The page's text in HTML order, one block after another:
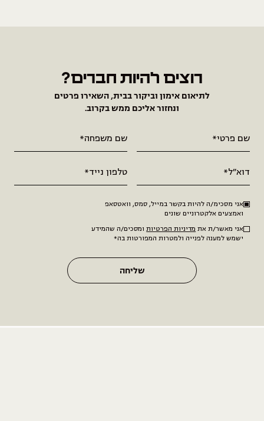
רוצים להיות חברים?
לתיאום אימון וביקור בבית, השאירו פרטים
ונחזור אליכם ממש בקרוב.
אני מסכימ/ה להיות בקשר במייל, סמס, וואטסאפ
ואמצעים אלקטרוניים שונים
אני מאשר/ת את מדיניות הפרטיותומסכים/ה שהמידע
ישמש למענה לפנייה ולמטרות המפורטות בה*